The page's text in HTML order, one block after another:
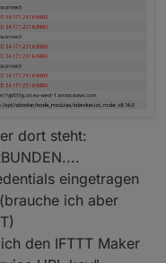
dort steht:
eingetragen
ich aber
den IFTTT Maker